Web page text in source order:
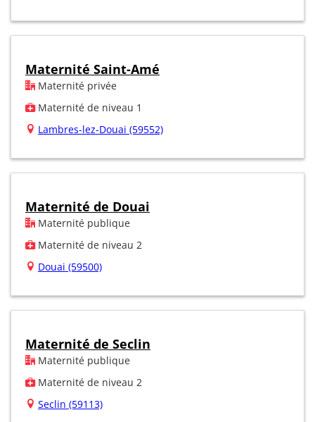
Maternité Saint-Amé
Maternité privée
Maternité de niveau 1
Lambres-lez-Douai (59552)
Maternité de Douai
Maternité publique
Maternité de niveau 2
Douai (59500)
Maternité de Seclin
Maternité publique
Maternité de niveau 2
Seclin (59113)